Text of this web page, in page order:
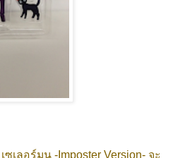
ซเลอร์มูน -Imposter Version- จะ